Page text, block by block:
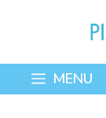
contenuto
MENU